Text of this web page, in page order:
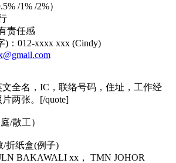
/1% /2%）
任感
：012-xxxx xxx (Cindy)
全名，IC，联络号码，住址，工作经
两张。[/quote]
/散工）
/折纸盒(例子)
BAKAWALI xx， TMN JOHOR